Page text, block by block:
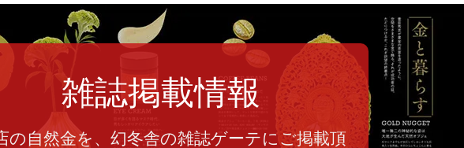
雑誌掲載情報
の自然金を、幻冬舎の雑誌ゲーテにご掲載頂